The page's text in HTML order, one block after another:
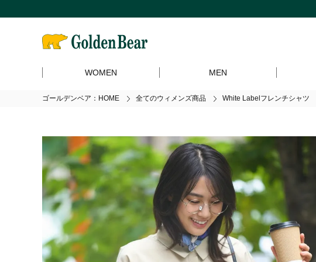
WOMEN MEN
ゴールデンベア：HOME 全てのウィメンズ商品 White Labelフレンチシャツ